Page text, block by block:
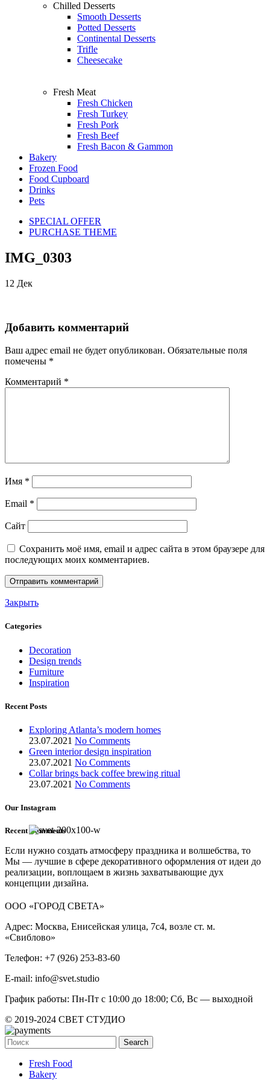
Chilled Desserts
Smooth Desserts
Potted Desserts
Continental Desserts
Trifle
Cheesecake
Fresh Meat
Fresh Chicken
Fresh Turkey
Fresh Pork
Fresh Beef
Fresh Bacon & Gammon
Bakery
Frozen Food
Food Cupboard
Drinks
Pets
SPECIAL OFFER
PURCHASE THEME
IMG_0303
12 Дек
Добавить комментарий
Ваш адрес email не будет опубликован. Обязательные поля
помечены *
Комментарий *
Имя *
Email *
Сайт
Сохранить моё имя, email и адрес сайта в этом браузере для
последующих моих комментариев.
Закрыть
Categories
Decoration
Design trends
Furniture
Inspiration
Recent Posts
Exploring Atlanta’s modern homes
23.07.2021 No Comments
Green interior design inspiration
23.07.2021 No Comments
Collar brings back coffee brewing ritual
23.07.2021 No Comments
Our Instagram
Recent Comments
Если нужно создать атмосферу праздника и волшебства, то
Мы — лучшие в сфере декоративного оформления от идеи до
реализации, воплощаем в жизнь захватывающие дух
концепции дизайна.
ООО «ГОРОД СВЕТА»
Адрес: Москва, Енисейская улица, 7с4, возле ст. м.
«Свиблово»
Телефон: +7 (926) 253-83-60
E-mail: info@svet.studio
График работы: Пн-Пт с 10:00 до 18:00; Сб, Вс — выходной
© 2019-2024 СВЕТ СТУДИО
Search
Fresh Food
Bakery